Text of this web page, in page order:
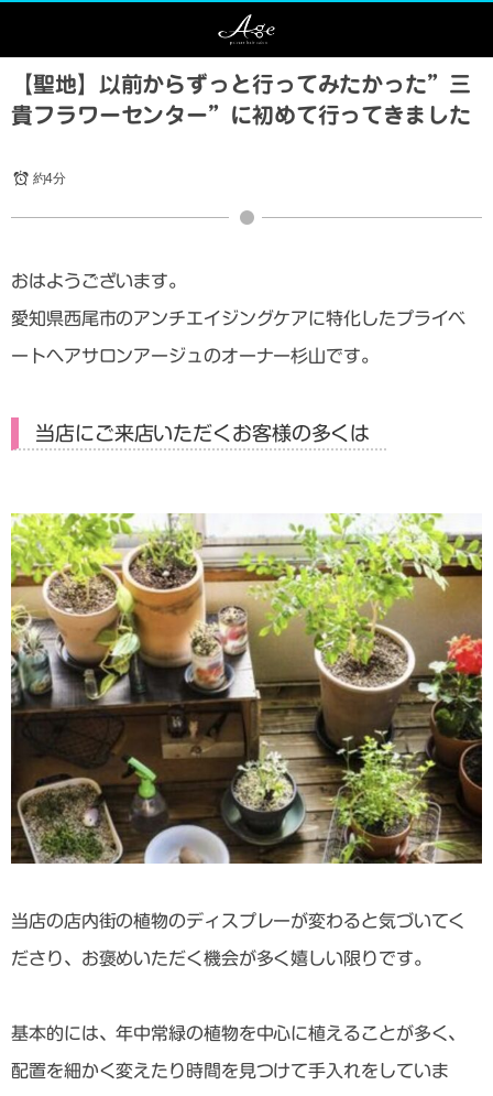
【聖地】以前からずっと行ってみたかった”三
貴フラワーセンター”に初めて行ってきました
約4分
おはようございます。
愛知県西尾市のアンチエイジングケアに特化したプライベ
ートヘアサロンアージュのオーナー杉山です。
当店にご来店いただくお客様の多くは
当店の店内街の植物のディスプレーが変わると気づいてく
ださり、お褒めいただく機会が多く嬉しい限りです。
基本的には、年中常緑の植物を中心に植えることが多く、
配置を細かく変えたり時間を見つけて手入れをしていま